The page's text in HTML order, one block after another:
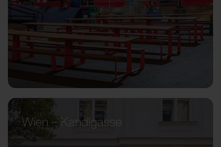
Wien – Kandlgasse